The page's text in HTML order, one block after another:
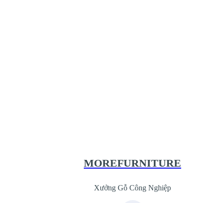
MOREFURNITURE
Xưởng Gỗ Công Nghiệp